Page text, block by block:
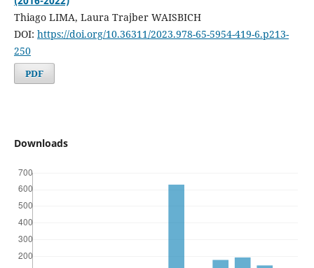
Thiago LIMA, Laura Trajber WAISBICH
DOI: https://doi.org/10.36311/2023.978-65-5954-419-6.p213-
250
PDF
Downloads